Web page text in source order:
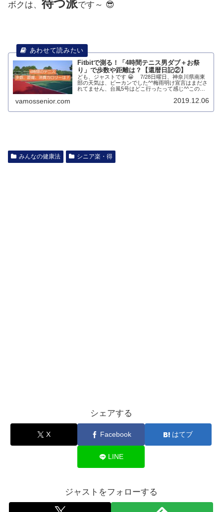
ボクは、 待つ派です～ 😎
Fitbitで測る！「4時間テニス男ダブ＋お祭
り」で歩数や距離は？【還暦日記②】
ども、ジャストです 😀 7/28日曜日、神奈川県南東
部の天気は、ピーカンでした^^梅雨明け宣言はまださ
れてません、台風5号はどこ行ったって感じ^^この日
vamossenior.com 2019.12.06
みんなの健康法 シニア楽・得
シェアする
X Facebook はてブ
LINE
ジャストをフォローする